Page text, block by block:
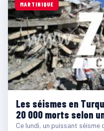
MARTINIQUE
Les séismes en
20 000 morts selon
Ce lundi, un puissant séisme